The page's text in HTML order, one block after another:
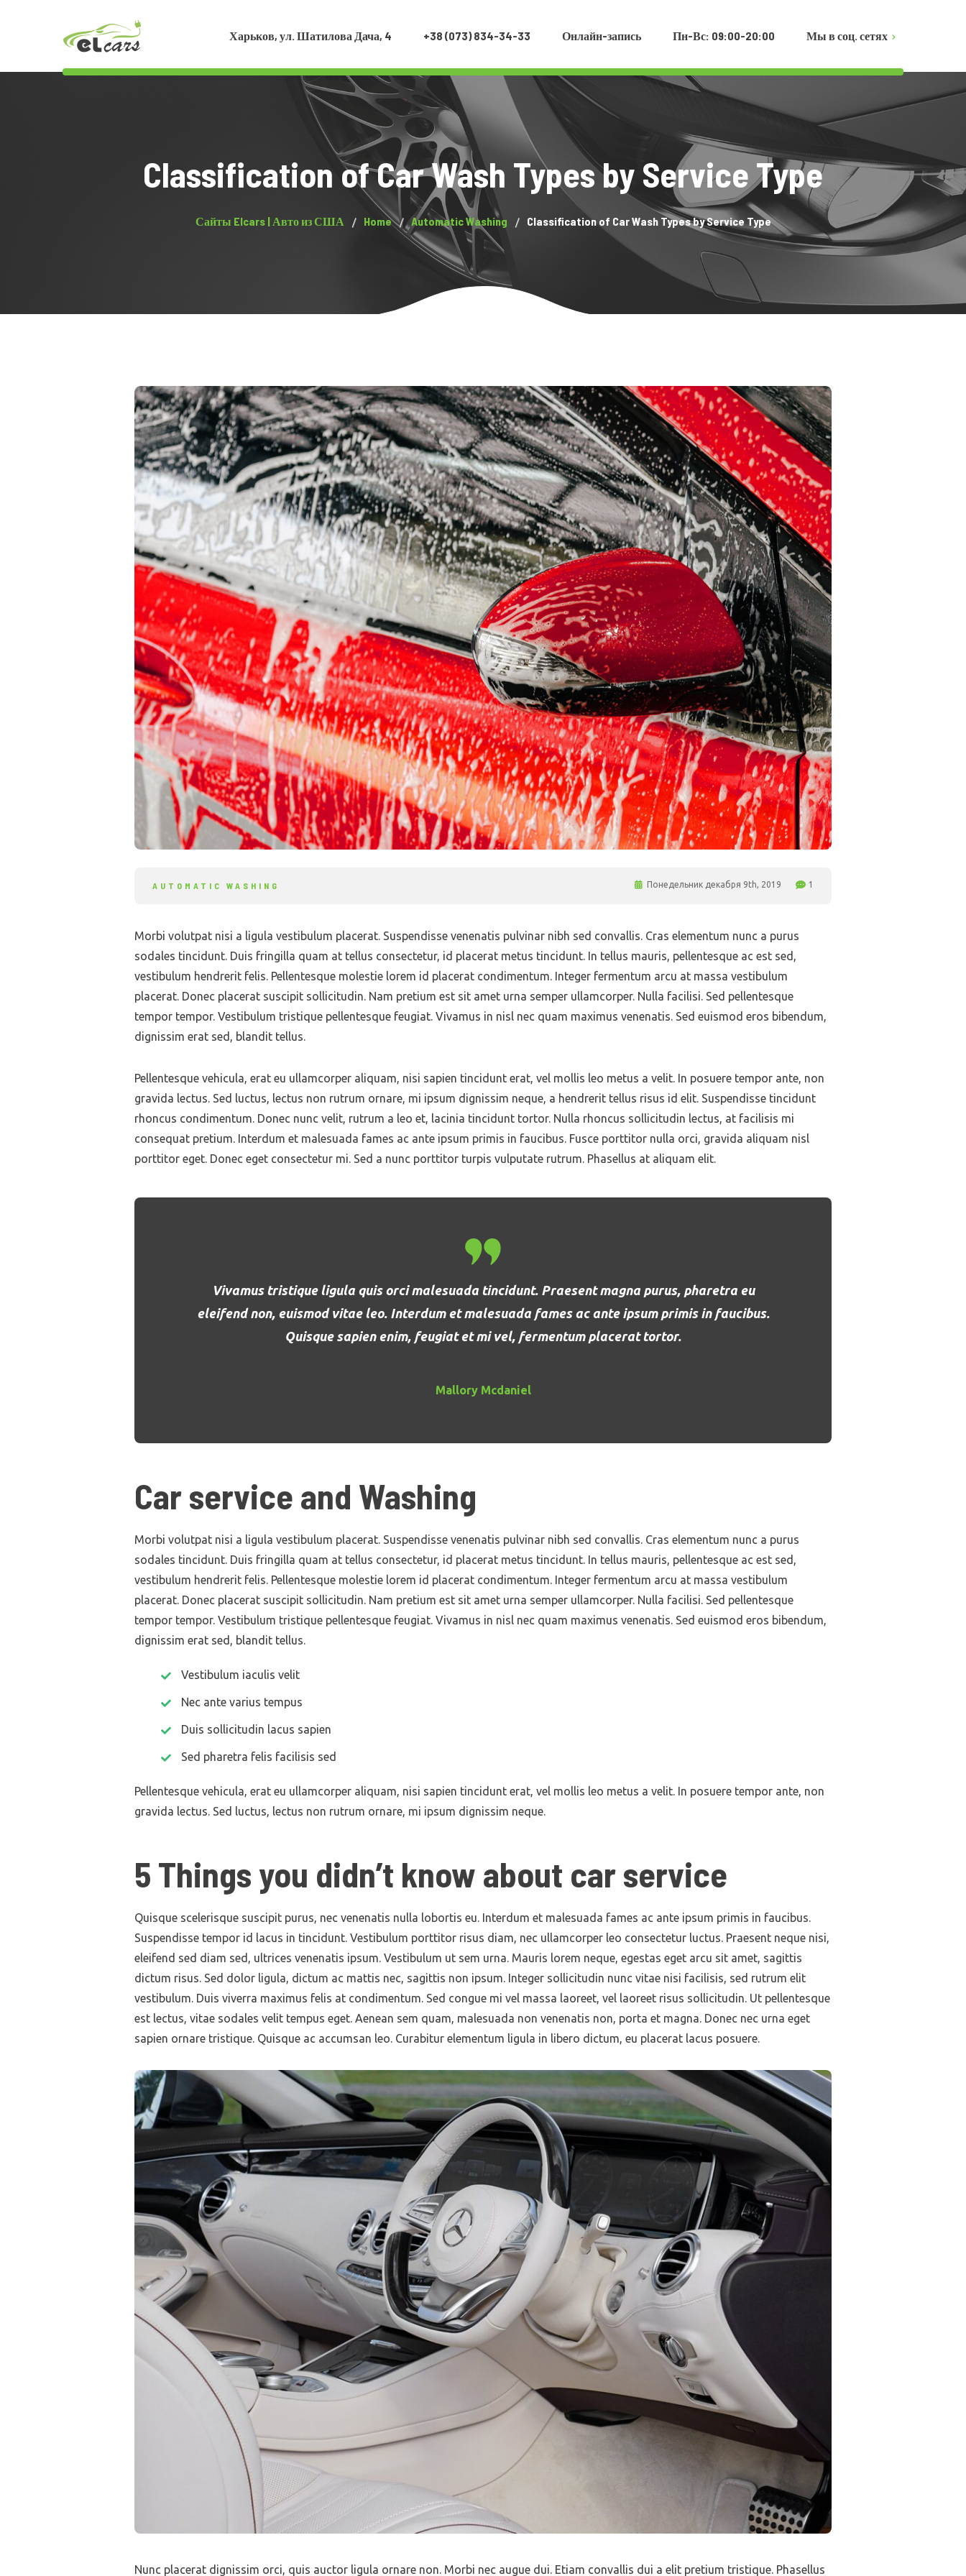
Харьков, ул. Шатилова Дача, 4 +38 (073) 834-34-33 Онлайн-запись Пн-Вс: 09:00-20:00 Мы в соц. сетях
TikTok
Telegram
Classification of Car Wash Types by Service Type
Сайты Elcars | Авто из США Home Automatic Washing Classification of Car Wash Types by Service Type
AUTOMATIC WASHING Понедельник декабря 9th, 2019 1
Morbi volutpat nisi a ligula vestibulum placerat. Suspendisse venenatis pulvinar nibh sed convallis. Cras elementum nunc a purus
sodales tincidunt. Duis fringilla quam at tellus consectetur, id placerat metus tincidunt. In tellus mauris, pellentesque ac est sed,
vestibulum hendrerit felis. Pellentesque molestie lorem id placerat condimentum. Integer fermentum arcu at massa vestibulum
placerat. Donec placerat suscipit sollicitudin. Nam pretium est sit amet urna semper ullamcorper. Nulla facilisi. Sed pellentesque
tempor tempor. Vestibulum tristique pellentesque feugiat. Vivamus in nisl nec quam maximus venenatis. Sed euismod eros bibendum,
dignissim erat sed, blandit tellus.
Pellentesque vehicula, erat eu ullamcorper aliquam, nisi sapien tincidunt erat, vel mollis leo metus a velit. In posuere tempor ante, non
gravida lectus. Sed luctus, lectus non rutrum ornare, mi ipsum dignissim neque, a hendrerit tellus risus id elit. Suspendisse tincidunt
rhoncus condimentum. Donec nunc velit, rutrum a leo et, lacinia tincidunt tortor. Nulla rhoncus sollicitudin lectus, at facilisis mi
consequat pretium. Interdum et malesuada fames ac ante ipsum primis in faucibus. Fusce porttitor nulla orci, gravida aliquam nisl
porttitor eget. Donec eget consectetur mi. Sed a nunc porttitor turpis vulputate rutrum. Phasellus at aliquam elit.
Vivamus tristique ligula quis orci malesuada tincidunt. Praesent magna purus, pharetra eu
eleifend non, euismod vitae leo. Interdum et malesuada fames ac ante ipsum primis in faucibus.
Quisque sapien enim, feugiat et mi vel, fermentum placerat tortor.
Mallory Mcdaniel
Car service and Washing
Morbi volutpat nisi a ligula vestibulum placerat. Suspendisse venenatis pulvinar nibh sed convallis. Cras elementum nunc a purus
sodales tincidunt. Duis fringilla quam at tellus consectetur, id placerat metus tincidunt. In tellus mauris, pellentesque ac est sed,
vestibulum hendrerit felis. Pellentesque molestie lorem id placerat condimentum. Integer fermentum arcu at massa vestibulum
placerat. Donec placerat suscipit sollicitudin. Nam pretium est sit amet urna semper ullamcorper. Nulla facilisi. Sed pellentesque
tempor tempor. Vestibulum tristique pellentesque feugiat. Vivamus in nisl nec quam maximus venenatis. Sed euismod eros bibendum,
dignissim erat sed, blandit tellus.
Vestibulum iaculis velit
Nec ante varius tempus
Duis sollicitudin lacus sapien
Sed pharetra felis facilisis sed
Pellentesque vehicula, erat eu ullamcorper aliquam, nisi sapien tincidunt erat, vel mollis leo metus a velit. In posuere tempor ante, non
gravida lectus. Sed luctus, lectus non rutrum ornare, mi ipsum dignissim neque.
5 Things you didn’t know about car service
Quisque scelerisque suscipit purus, nec venenatis nulla lobortis eu. Interdum et malesuada fames ac ante ipsum primis in faucibus.
Suspendisse tempor id lacus in tincidunt. Vestibulum porttitor risus diam, nec ullamcorper leo consectetur luctus. Praesent neque nisi,
eleifend sed diam sed, ultrices venenatis ipsum. Vestibulum ut sem urna. Mauris lorem neque, egestas eget arcu sit amet, sagittis
dictum risus. Sed dolor ligula, dictum ac mattis nec, sagittis non ipsum. Integer sollicitudin nunc vitae nisi facilisis, sed rutrum elit
vestibulum. Duis viverra maximus felis at condimentum. Sed congue mi vel massa laoreet, vel laoreet risus sollicitudin. Ut pellentesque
est lectus, vitae sodales velit tempus eget. Aenean sem quam, malesuada non venenatis non, porta et magna. Donec nec urna eget
sapien ornare tristique. Quisque ac accumsan leo. Curabitur elementum ligula in libero dictum, eu placerat lacus posuere.
Nunc placerat dignissim orci, quis auctor ligula ornare non. Morbi nec augue dui. Etiam convallis dui a elit pretium tristique. Phasellus